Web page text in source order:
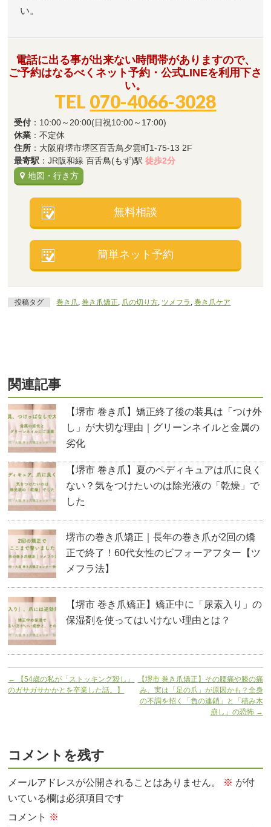
い。
電話に出る事が出来ない時間帯がありますので、
ご予約はなるべくネット予約・公式LINEを利用下さ
い。
TEL 070-4066-3028
受付 ：10:00～20:00(日祝10:00～17:00)
休業 ：不定休
住所 ：大阪府堺市堺区百舌鳥夕雲町1-75-13 2F
最寄駅 ：JR阪和線 百舌鳥(もず)駅徒歩2分
地図・行き方
無料相談
簡単ネット予約
投稿タグ 巻き爪,巻き爪矯正, 爪の切り方, ツメフラ ,巻き爪ケア
関連記事
【堺市 巻き爪】矯正終了後の装具は「つけ外
し」が大切な理由｜グリーンネイルと金属の
劣化
【堺市 巻き爪】夏のペディキュアは爪に良く
ない？気をつけたいのは除光液の「乾燥」で
した
堺市の巻き爪矯正｜長年の巻き爪が2回の矯
正で終了！60代女性のビフォーアフター【ツ
メフラ法】
【堺市 巻き爪矯正】矯正中に「尿素入り」の
保湿剤を使ってはいけない理由とは？
←
【54歳の私が「ストッキング殺し」
のガサガサかかとを卒業した話。】
【堺市 巻き爪矯正】その腰痛や膝の痛
み、実は「足の爪」が原因かも？全身
の不調を招く「負の連鎖」と「積み木
崩し」の恐怖 →
コメントを残す
メールアドレスが公開されることはありません。 ※ が付
いている欄は必須項目です
コメント ※